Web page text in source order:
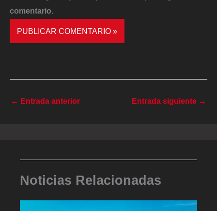
comentario.
← Entrada anterior Entrada siguiente →
Noticias Relacionadas